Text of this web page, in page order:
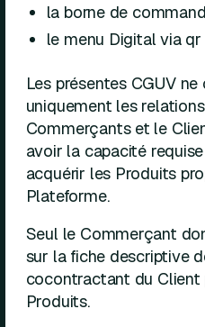
la borne de
le menu Digital via
Les présentes CGUV
uniquement les
Commerçants et le
avoir la capacité
acquérir les Produits
Plateforme.
Seul le Commerçant
sur la fiche descriptive
cocontractant du
Produits.